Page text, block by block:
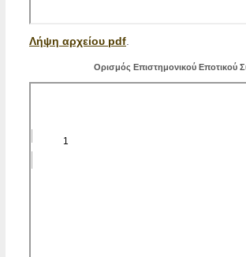
Λήψη αρχείου pdf
Ορισμός Επιστημονικού Εποτικού